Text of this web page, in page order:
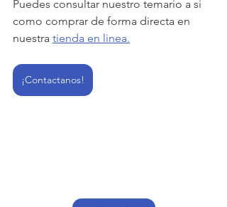
Puedes consultar nuestro temario a si
como comprar de forma directa en
nuestra tienda en linea.
¡Contactanos!